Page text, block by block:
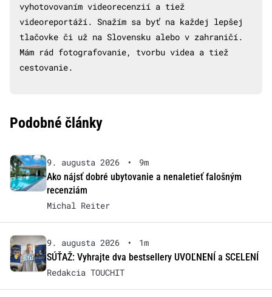
vyhotovovaním videorecenzií a tiež
videoreportáží. Snažím sa byť na každej lepšej
tlačovke či už na Slovensku alebo v zahraničí.
Mám rád fotografovanie, tvorbu videa a tiež
cestovanie.
Podobné články
9. augusta 2026 •
9m
Ako nájsť dobré ubytovanie a nenaletieť falošným
recenziám
Michal Reiter
9. augusta 2026 •
1m
SÚŤAŽ: Vyhrajte dva bestsellery UVOĽNENÍ a SCELENÍ
Redakcia TOUCHIT